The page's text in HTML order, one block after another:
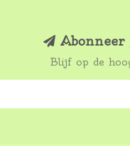
Abonneer
Blijf op de